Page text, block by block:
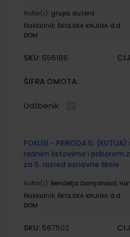
Autor(i): grupa autora
Nakladnik: ŠKOLSKA KNJIGA d.d.
DOM
SKU: 556186
ŠIFRA OMOTA:
Udžbenik
POKUSI - PRIRODA 5;
radnim listovima i priborom
za 5. razred osnovne škole
Autor(i): Bendelja Domjanović
Nakladnik: ŠKOLSKA KNJIGA d.d.
DOM
SKU: 567502